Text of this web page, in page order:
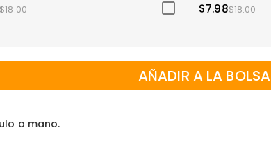
$18.00 $7.98$18.00
AÑADIR A LA BOLSA
a mano.